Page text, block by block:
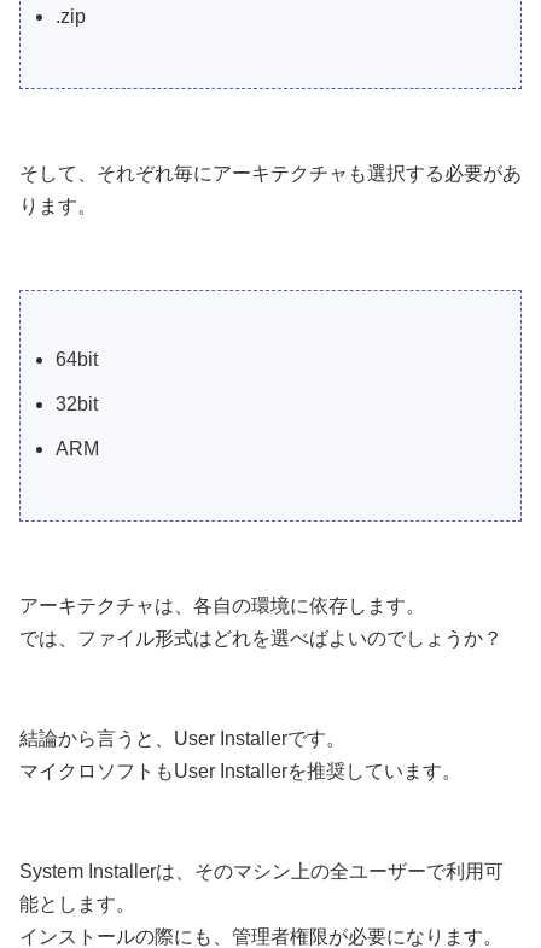
.zip
そして、それぞれ毎にアーキテクチャも選択する必要があ
ります。
64bit
32bit
ARM
アーキテクチャは、各自の環境に依存します。
では、ファイル形式はどれを選べばよいのでしょうか？
結論から言うと、User Installerです。
マイクロソフトもUser Installerを推奨しています。
System Installerは、そのマシン上の全ユーザーで利用可
能とします。
インストールの際にも、管理者権限が必要になります。